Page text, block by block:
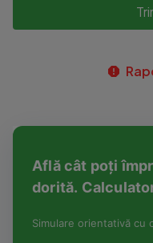
Află cât poți
dorită.
Simulare orientativă cu